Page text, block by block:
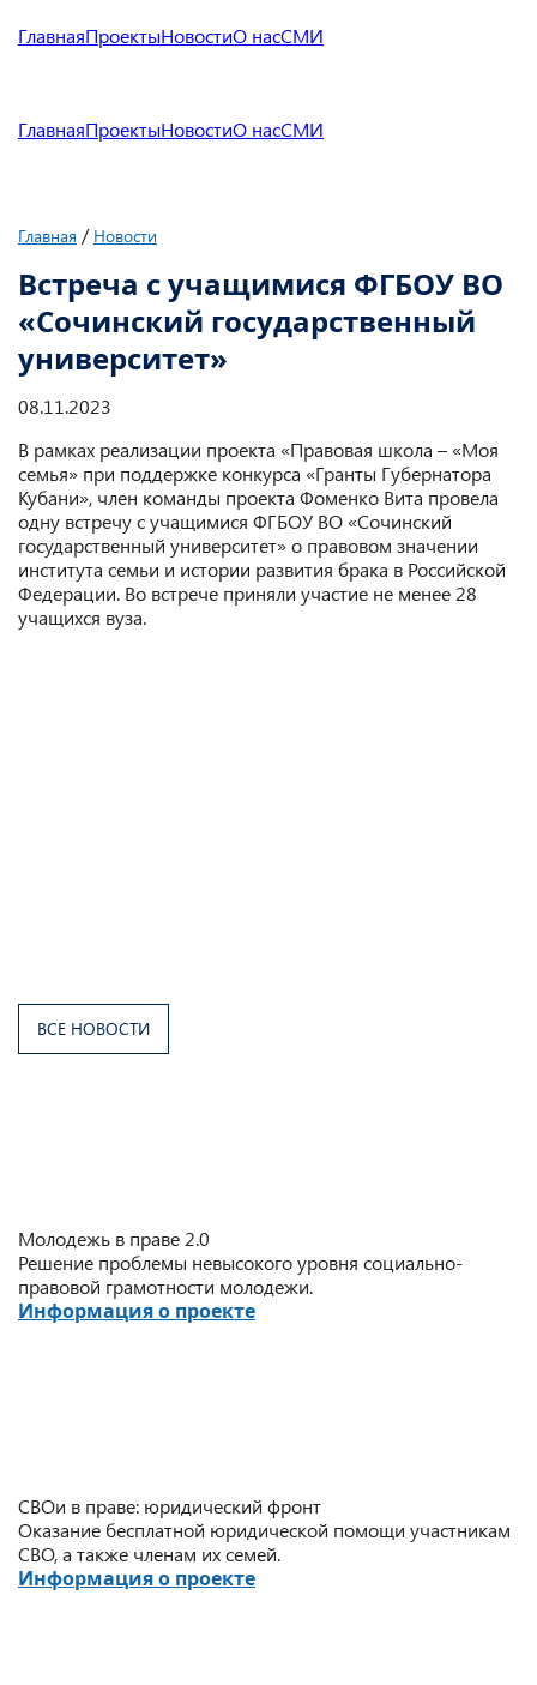
ГлавнаяПроектыНовостиО насСМИ
ГлавнаяПроектыНовостиО насСМИ
Главная / Новости
Встреча с учащимися ФГБОУ ВО
«Сочинский государственный
университет»
08.11.2023
В рамках реализации проекта «Правовая школа – «Моя
семья» при поддержке конкурса «Гранты Губернатора
Кубани», член команды проекта Фоменко Вита провела
одну встречу с учащимися ФГБОУ ВО «Сочинский
государственный университет» о правовом значении
института семьи и истории развития брака в Российской
Федерации. Во встрече приняли участие не менее 28
учащихся вуза.
ВСЕ НОВОСТИ
Молодежь в праве 2.0
Решение проблемы невысокого уровня социально-
правовой грамотности молодежи.
Информация о проекте
СВОи в праве: юридический фронт
Оказание бесплатной юридической помощи участникам
СВО, а также членам их семей.
Информация о проекте